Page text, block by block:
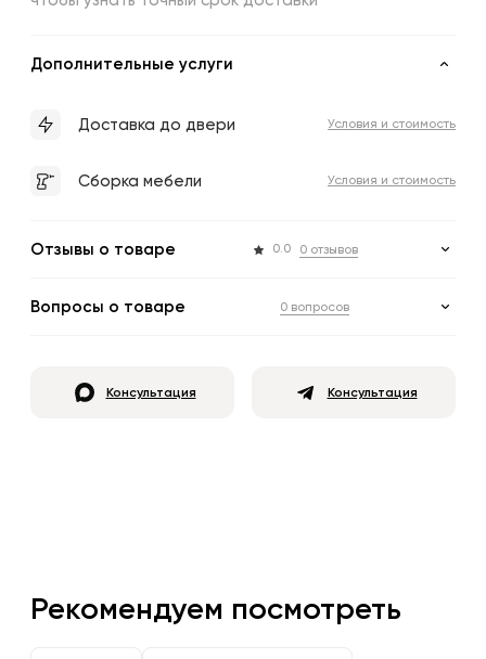
Дополнительные услуги
Доставка до двери Условия и стоимость
Сборка мебели Условия и стоимость
Отзывы о товаре 0.0 0 отзывов
Вопросы о товаре 0 вопросов
Консультация Консультация
Рекомендуем посмотреть